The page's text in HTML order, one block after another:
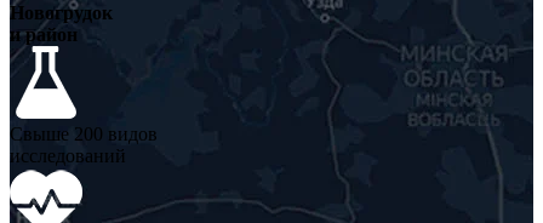
Новогрудок
и район
Свыше 200 видов
исследований